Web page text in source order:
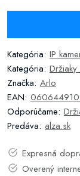
Kategória: IP
Kategória:
Značka: Arlo
EAN:
Odporúčame:
Predáva: alza.sk
Expresná
Overený